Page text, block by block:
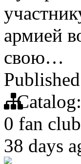
армией
свою…
Catalog:
0 fan
38 days